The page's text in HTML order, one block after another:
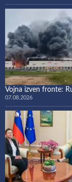
Vojna izven fronte:
07.08.2026